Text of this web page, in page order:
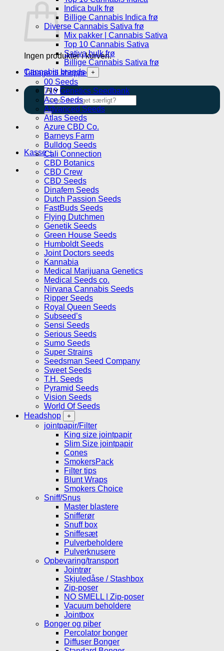
Ingen produkter i kurven.
Tilbage til shoppen
Søg
efter:
Kasse +
Indica bulk frø
Billige Cannabis Indica frø
Diverse Cannabis Sativa frø
Mix pakker | Cannabis Sativa
Top 10 Cannabis Sativa
Sativa bulk frø
Billige Cannabis Sativa frø
Cannabis brands
00 Seeds
710 Genetics Seedbank
Ace Seeds
Advanced Seeds
Atlas Seeds
Azure CBD Co.
Barneys Farm
Bulldog Seeds
Cali Connection
CBD Botanics
CBD Crew
CBD Seeds
Dinafem Seeds
Dutch Passion Seeds
FastBuds Seeds
Flying Dutchmen
Genetik Seeds
Green House Seeds
Humboldt Seeds
Joint Doctors seeds
Kannabia
Medical Marijuana Genetics
Medical Seeds co.
Nirvana Cannabis Seeds
Ripper Seeds
Royal Queen Seeds
Subseed’s
Sensi Seeds
Serious Seeds
Sumo Seeds
Super Strains
Seedsman Seed Company
Sweet Seeds
T.H. Seeds
Pyramid Seeds
Vision Seeds
World Of Seeds
Headshop
jointpapir/Filter
King size jointpapir
Slim Size jointpapir
Cones
SmokersPack
Filter tips
Blunt Wraps
Smokers Choice
Sniff/Snus
Master blastere
Snifferør
Snuff box
Sniffesæt
Pulverbeholdere
Pulverknusere
Opbevaring/transport
Jointrør
Skjuledåse / Stashbox
Zip-poser
NO SMELL | Zip-poser
Vacuum beholdere
Jointbox
Bonger og piber
Percolator bonger
Diffuser Bonger